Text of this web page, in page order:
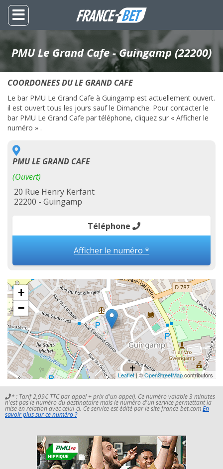
PMU Le Grand Cafe - Guingamp (22200)
COORDONEES DU LE GRAND CAFE
Le bar PMU Le Grand Cafe à Guingamp est actuellement ouvert.
il est ouvert tous les jours sauf le Dimanche. Pour contacter le
bar PMU Le Grand Cafe par téléphone, cliquez sur « Afficher le
numéro » .
PMU LE GRAND CAFE
(Ouvert)
20 Rue Henry Kerfant
22200 - Guingamp
Téléphone
Afficher le numéro *
+
−
Leaflet| ©OpenStreetMapcontributors
* : Tarif 2,99€ TTC par appel + prix d'un appel). Ce numéro valable 3 minutes
n'est pas le numéro du destinataire mais le numéro d'un service permettant la
mise en relation avec celui-ci. Ce service est édité par le site france-bet.comEn
savoir plus sur ce numéro ?